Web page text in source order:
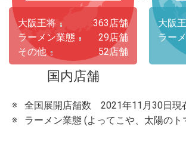
国内店舗
大阪王将
363店舗
ラーメン業態
29店舗
その他
52店舗
大阪
ラー
全国展開店舗数 2021年11月30日現
ラーメン業態 (よってこや、太陽のト